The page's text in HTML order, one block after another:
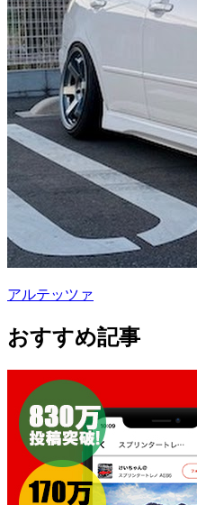
アルテッツァ
おすすめ記事